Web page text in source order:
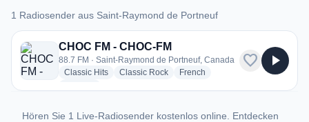
1 Radiosender aus Saint-Raymond de Portneuf
1 Radiosender aus Saint-Raymond de Portneuf
CHOC FM - CHOC-FM
88.7 FM · Saint-Raymond de Portneuf, Canada
Classic Hitsradio stations
Classic Rockradio stations
French
favorite play_arrow
Hören Sie 1 Live-Radiosender kostenlos online. Entdecken